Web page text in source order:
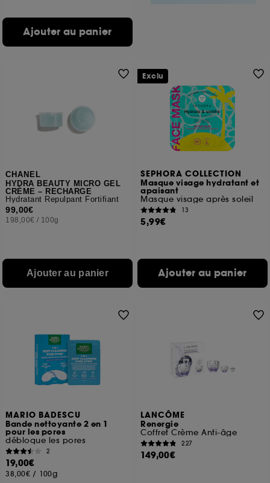
Ajouter au panier
CHANEL
HYDRA BEAUTY MICRO GEL
CRÈME – RECHARGE
Hydratant Repulpant Fortifiant
99,00€
198,00€ / 100g
Ajouter au panier
SEPHORA COLLECTION
Masque visage hydratant et
apaisant
Masque visage après soleil
13
5,99€
Ajouter au panier
Exclu
MARIO BADESCU
Bande nettoyante 2 en 1
pour les pores
débloque les pores
2
19,00€
38,00€ / 100g
LANCÔME
Renergie
Coffret Crème Anti-âge
227
149,00€